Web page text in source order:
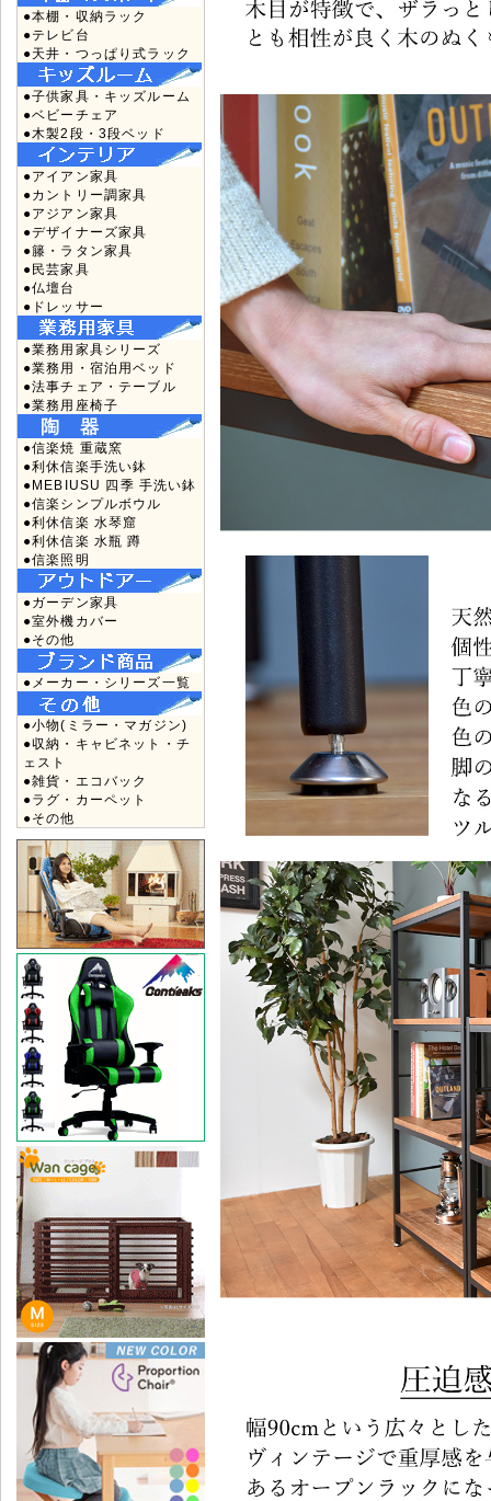
●本棚・収納ラック
●テレビ台
●天井・つっぱり式ラック
●子供家具・キッズルーム
●ベビーチェア
●木製2段・3段ベッド
●アイアン家具
●カントリー調家具
●アジアン家具
●デザイナーズ家具
●籐・ラタン家具
●民芸家具
●仏壇台
●ドレッサー
●業務用家具シリーズ
●業務用・宿泊用ベッド
●法事チェア・テーブル
●業務用座椅子
●信楽焼 重蔵窯
●利休信楽手洗い鉢
●MEBIUSU 四季 手洗い鉢
●信楽シンプルボウル
●利休信楽 水琴窟
●利休信楽 水瓶 蹲
●信楽照明
●ガーデン家具
●室外機カバー
●その他
●メーカー・シリーズ一覧
●小物(ミラー・マガジン)
●収納・キャビネット・チ
ェスト
●雑貨・エコバック
●ラグ・カーペット
●その他